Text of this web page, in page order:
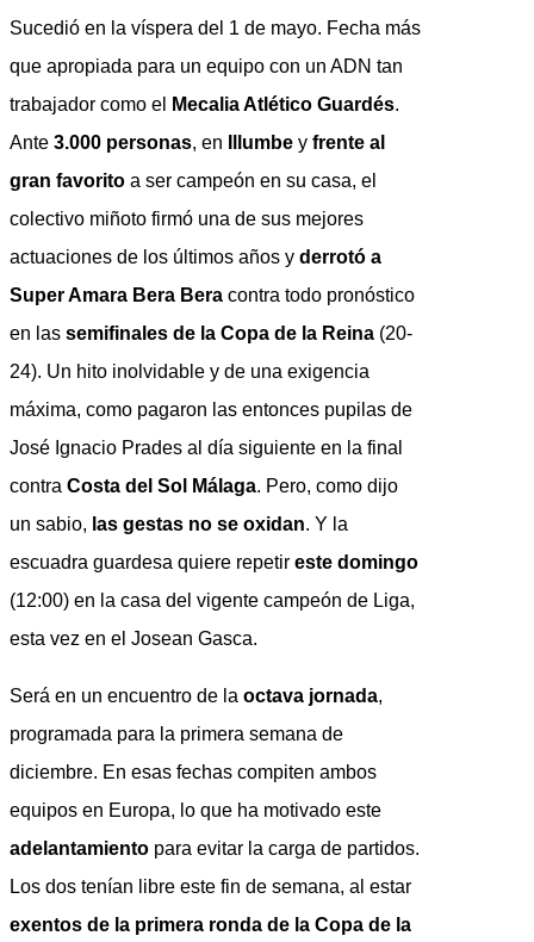
Sucedió en la víspera del 1 de mayo. Fecha más
que apropiada para un equipo con un ADN tan
trabajador como el
Mecalia Atlético Guardés.
Ante 3.000 personas, en Illumbe y frente al
gran favorito a ser campeón en su casa, el
colectivo miñoto firmó una de sus mejores
actuaciones de los últimos años y derrotó a
Super Amara Bera Bera contra todo pronóstico
en las semifinales de la Copa de la Reina (20-
24). Un hito inolvidable y de una exigencia
máxima, como pagaron las entonces pupilas de
José Ignacio Prades al día siguiente en la final
contra Costa del Sol Málaga. Pero, como dijo
un sabio, las gestas no se oxidan. Y la
escuadra guardesa quiere repetir este domingo
(12:00) en la casa del vigente campeón de Liga,
esta vez en el Josean Gasca.
Será en un encuentro de la octava jornada,
programada para la primera semana de
diciembre. En esas fechas compiten ambos
equipos en Europa, lo que ha motivado este
adelantamiento para evitar la carga de partidos.
Los dos tenían libre este fin de semana, al estar
exentos de la primera ronda de la Copa de la